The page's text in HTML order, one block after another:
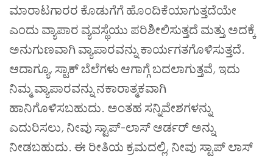
ಮಾರಾಟಗಾರರ ಕೊಡುಗೆಗೆ ಹೊಂದಿಕೆಯಾಗುತ್ತದೆಯೇ
ಎಂದು ವ್ಯಾಪಾರ ವ್ಯವಸ್ಥೆಯು ಪರಿಶೀಲಿಸುತ್ತದೆ ಮತ್ತು ಅದಕ್ಕೆ
ಅನುಗುಣವಾಗಿ ವ್ಯಾಪಾರವನ್ನು ಕಾರ್ಯಗತಗೊಳಿಸುತ್ತದೆ.
ಆದಾಗ್ಯೂ, ಸ್ಟಾಕ್ ಬೆಲೆಗಳು ಆಗಾಗ್ಗೆ ಬದಲಾಗುತ್ತವೆ, ಇದು
ನಿಮ್ಮ ವ್ಯಾಪಾರವನ್ನು ನಕಾರಾತ್ಮಕವಾಗಿ
ಹಾನಿಗೊಳಿಸಬಹುದು. ಅಂತಹ ಸನ್ನಿವೇಶಗಳನ್ನು
ಎದುರಿಸಲು, ನೀವು ಸ್ಟಾಪ್-ಲಾಸ್ ಆರ್ಡರ್ ಅನ್ನು
ನೀಡಬಹುದು. ಈ ರೀತಿಯ ಕ್ರಮದಲ್ಲಿ, ನೀವು ಸ್ಟಾಪ್ ಲಾಸ್